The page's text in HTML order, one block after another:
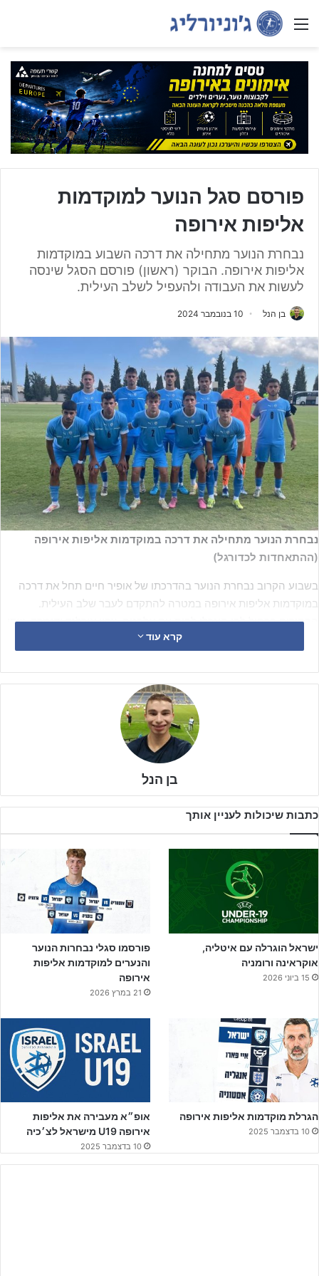
Menu
פורסם סגל הנוער למוקדמות
אליפות אירופה
נבחרת הנוער מתחילה את דרכה השבוע במוקדמות
אליפות אירופה. הבוקר (ראשון) פורסם הסגל שינסה
לעשות את העבודה ולהעפיל לשלב העילית.
בן הנל 10 בנובמבר 2024
נבחרת הנוער מתחילה את דרכה במוקדמות אליפות אירופה
(ההתאחדות לכדורגל)
בשבוע הקרוב נבחרת הנוער בהדרכתו של אופיר חיים תחל את דרכה
במוקדמות אליפות אירופה במטרה להתקדם לעבר שלב העילית.
הבחורים בכחול לבן הוגרלו לבית עם אלבניה, צפון אירלנד ודנמרק. שתי
הנבחרות מהמקומות הראשונים עולות אוטומטית לשלב העילית בזמן
להלן הסגל שפרסם המאמן הלאומי:
קרא עוד
בן הנל
כתבות שיכולות לעניין אותך
ישראל הוגרלה עם איטליה,
אוקראינה ורומניה
15 ביוני 2026
פורסמו סגלי נבחרות הנוער
והנערים למוקדמות אליפות
אירופה
21 במרץ 2026
הגרלת מוקדמות אליפות אירופה
10 בדצמבר 2025
אופ״א מעבירה את אליפות
אירופה U19 מישראל לצ׳כיה
10 בדצמבר 2025